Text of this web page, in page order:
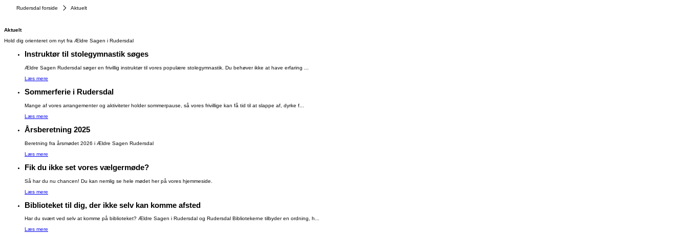
Rudersdal forside Aktuelt
Aktuelt
Hold dig orienteret om nyt fra Ældre Sagen i Rudersdal
Instruktør til stolegymnastik søges
Ældre Sagen Rudersdal søger en frivillig instruktør til vores populære stolegymnastik. Du behøver ikke at have erfaring ...
Læs mere
Sommerferie i Rudersdal
Mange af vores arrangementer og aktiviteter holder sommerpause, så vores frivillige kan få tid til at slappe af, dyrke f...
Læs mere
Årsberetning 2025
Beretning fra årsmødet 2026 i Ældre Sagen Rudersdal
Læs mere
Fik du ikke set vores vælgermøde?
Så har du nu chancen! Du kan nemlig se hele mødet her på vores hjemmeside.
Læs mere
Biblioteket til dig, der ikke selv kan komme afsted
Har du svært ved selv at komme på biblioteket? Ældre Sagen i Rudersdal og Rudersdal Bibliotekerne tilbyder en ordning, h...
Læs mere